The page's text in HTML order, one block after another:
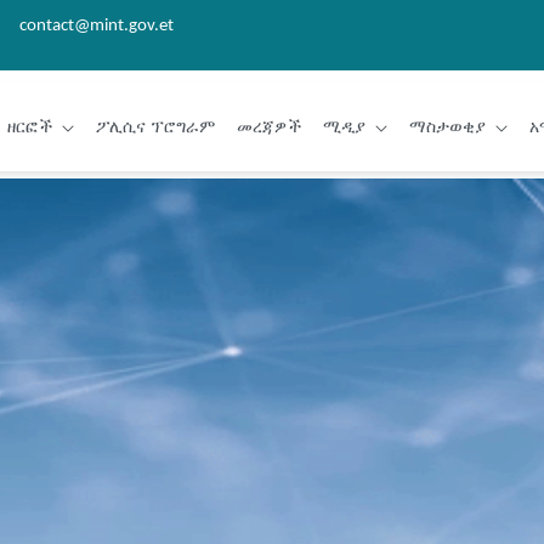
contact@mint.gov.et
ዘርፎች ፖሊሲና ፕሮግራም መረጃዎች ሚዲያ ማስታወቂያ